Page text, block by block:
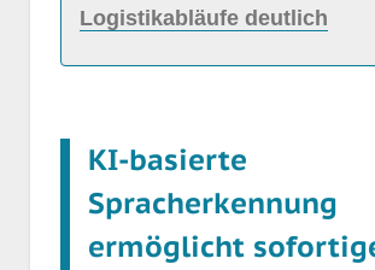
Logistikabläufe deutlich
KI-basierte
Spracherkennung
ermöglicht